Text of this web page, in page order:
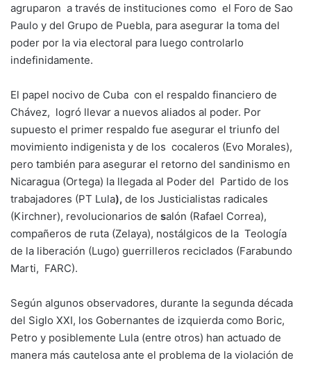
agruparon a través de instituciones como el Foro de Sao
Paulo y del Grupo de Puebla, para asegurar la toma del
poder por la via electoral para luego controlarlo
indefinidamente.
El papel nocivo de Cuba con el respaldo financiero de
Chávez, logró llevar a nuevos aliados al poder. Por
supuesto el primer respaldo fue asegurar el triunfo del
movimiento indigenista y de los cocaleros (Evo Morales),
pero también para asegurar el retorno del sandinismo en
Nicaragua (Ortega) la llegada al Poder del Partido de los
trabajadores (PT Lula), de los Justicialistas radicales
(Kirchner), revolucionarios de salón (Rafael Correa),
compañeros de ruta (Zelaya), nostálgicos de la Teología
de la liberación (Lugo) guerrilleros reciclados (Farabundo
Marti, FARC).
Según algunos observadores, durante la segunda década
del Siglo XXI, los Gobernantes de izquierda como Boric,
Petro y posiblemente Lula (entre otros) han actuado de
manera más cautelosa ante el problema de la violación de